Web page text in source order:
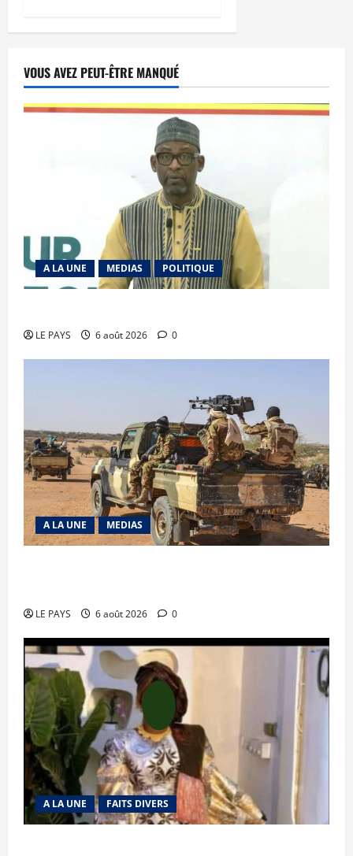
VOUS AVEZ PEUT-ÊTRE MANQUÉ
A LA UNE MEDIAS POLITIQUE
LE PAYS 6 août 2026 0
A LA UNE MEDIAS
LE PAYS 6 août 2026 0
A LA UNE FAITS DIVERS